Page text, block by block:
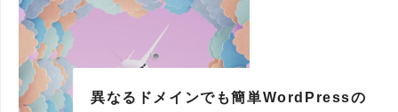
異なるドメインでも簡単WordPressの